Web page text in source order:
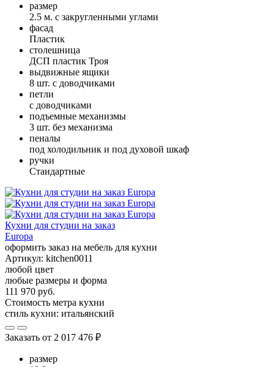
размер
2.5 м. с закругленными углами
фасад
Пластик
столешница
ДСП пластик Троя
выдвижные ящики
8 шт. с доводчиками
петли
с доводчиками
подъемные механизмы
3 шт. без механизма
пеналы
под холодильник и под духовой шкаф
ручки
Стандартные
Кухни для студии на заказ
Europa
оформить заказ на мебель для кухни
Артикул: kitchen0011
любой цвет
любые размеры и форма
111 970 руб.
Стоимость метра кухни
стиль кухни: итальянский
Заказать от 2 017 476 ₽
размер